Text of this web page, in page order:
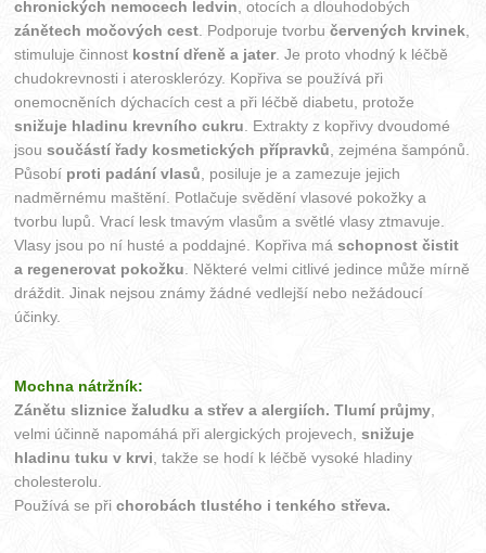
chronických nemocech ledvin, otocích a dlouhodobých
zánětech močových cest. Podporuje tvorbučervených krvinek,
stimuluje činnost kostní dřeně a jater. Je proto vhodný k léčbě
chudokrevnosti i aterosklerózy. Kopřiva se používá při
onemocněních dýchacích cest a při léčbě diabetu, protože
snižuje hladinu krevního cukru. Extrakty z kopřivy dvoudomé
jsousoučástí řady kosmetických přípravků, zejména šampónů.
Působí proti padání vlasů, posiluje je a zamezuje jejich
nadměrnému maštění. Potlačuje svědění vlasové pokožky a
tvorbu lupů. Vrací lesk tmavým vlasům a světlé vlasy ztmavuje.
Vlasy jsou po ní husté a poddajné. Kopřiva máschopnost čistit
a regenerovat pokožku. Některé velmi citlivé jedince může mírně
dráždit. Jinak nejsou známy žádné vedlejší nebo nežádoucí
účinky.
Mochna nátržník:
Zánětu sliznice žaludku a střev a alergiích. Tlumí průjmy,
velmi účinně napomáhá při alergických projevech,snižuje
hladinu tuku v krvi, takže se hodí k léčbě vysoké hladiny
cholesterolu.
Používá se přichorobách tlustého i tenkého střeva.